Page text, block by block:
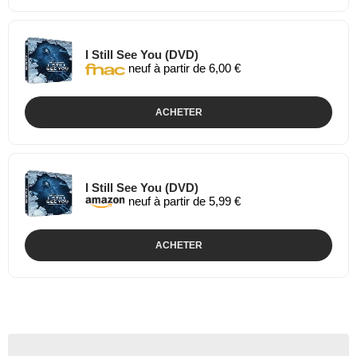
I Still See You (DVD)
neuf à partir de 6,00 €
ACHETER
I Still See You (DVD)
neuf à partir de 5,99 €
ACHETER